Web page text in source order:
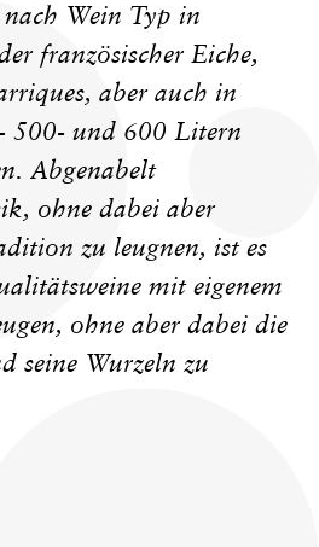
Wein Typ in
französischer Eiche,
aber auch in
500- und 600 Litern
Abgenabelt
ohne dabei aber
zu leugnen, ist es
mit eigenem
ohne aber dabei die
seine Wurzeln zu